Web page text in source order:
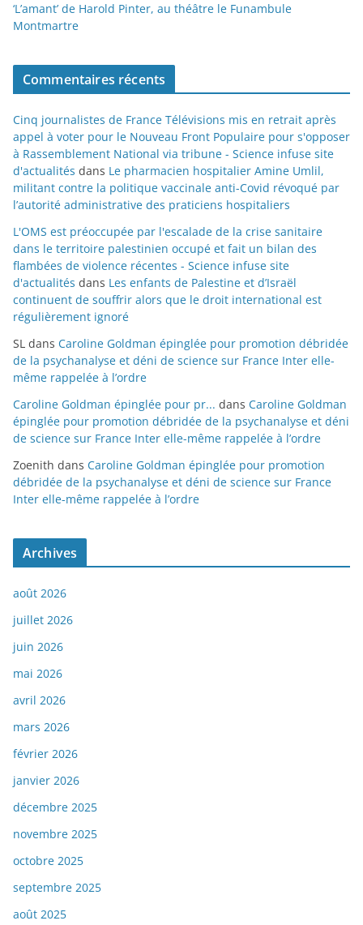
‘L’amant’ de Harold Pinter, au théâtre le Funambule
Montmartre
Commentaires récents
Cinq journalistes de France Télévisions mis en retrait après
appel à voter pour le Nouveau Front Populaire pour s'opposer
à Rassemblement National via tribune - Science infuse site
d'actualités dans Le pharmacien hospitalier Amine Umlil,
militant contre la politique vaccinale anti-Covid révoqué par
l’autorité administrative des praticiens hospitaliers
L'OMS est préoccupée par l'escalade de la crise sanitaire
dans le territoire palestinien occupé et fait un bilan des
flambées de violence récentes - Science infuse site
d'actualités dans Les enfants de Palestine et d’Israël
continuent de souffrir alors que le droit international est
régulièrement ignoré
SL dans Caroline Goldman épinglée pour promotion débridée
de la psychanalyse et déni de science sur France Inter elle-
même rappelée à l’ordre
Caroline Goldman épinglée pour pr... dans Caroline Goldman
épinglée pour promotion débridée de la psychanalyse et déni
de science sur France Inter elle-même rappelée à l’ordre
Zoenith dans Caroline Goldman épinglée pour promotion
débridée de la psychanalyse et déni de science sur France
Inter elle-même rappelée à l’ordre
Archives
août 2026
juillet 2026
juin 2026
mai 2026
avril 2026
mars 2026
février 2026
janvier 2026
décembre 2025
novembre 2025
octobre 2025
septembre 2025
août 2025